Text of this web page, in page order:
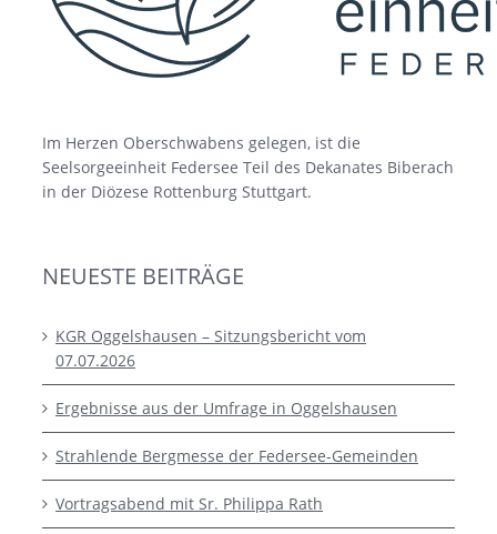
Im Herzen Oberschwabens gelegen, ist die
Seelsorgeeinheit Federsee Teil des Dekanates Biberach
in der Diözese Rottenburg Stuttgart.
NEUESTE BEITRÄGE
KGR Oggelshausen – Sitzungsbericht vom
07.07.2026
Ergebnisse aus der Umfrage in Oggelshausen
Strahlende Bergmesse der Federsee-Gemeinden
Vortragsabend mit Sr. Philippa Rath